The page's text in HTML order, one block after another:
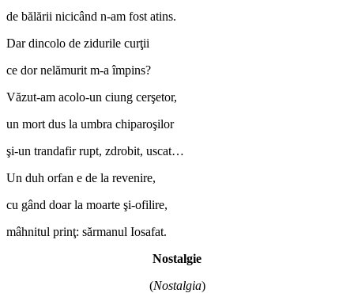
de bălării nicicând n-am fost atins.
Dar dincolo de zidurile curţii
ce dor nelămurit m-a împins?
Văzut-am acolo-un ciung cerşetor,
un mort dus la umbra chiparoşilor
şi-un trandafir rupt, zdrobit, uscat…
Un duh orfan e de la revenire,
cu gând doar la moarte şi-ofilire,
mâhnitul prinţ: sărmanul Iosafat.
Nostalgie
(Nostalgia)